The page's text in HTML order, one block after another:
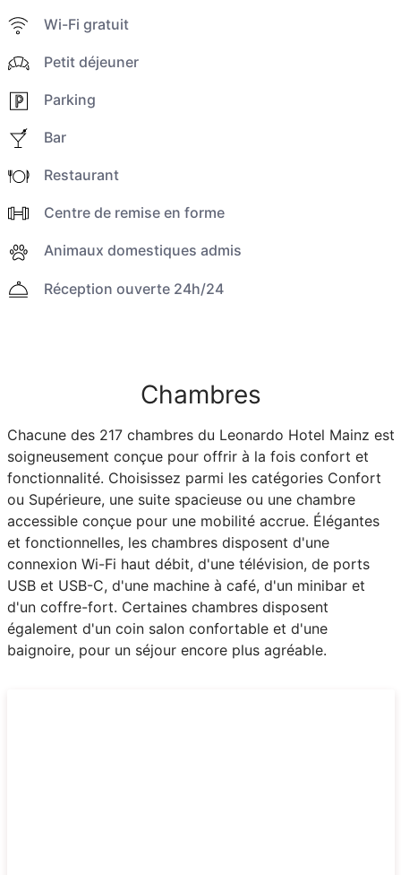
Wi-Fi gratuit
Petit déjeuner
Parking
Bar
Restaurant
Centre de remise en forme
Animaux domestiques admis
Réception ouverte 24h/24
Chambres
Chacune des 217 chambres du Leonardo Hotel Mainz est
soigneusement conçue pour offrir à la fois confort et
fonctionnalité. Choisissez parmi les catégories Confort
ou Supérieure, une suite spacieuse ou une chambre
accessible conçue pour une mobilité accrue. Élégantes
et fonctionnelles, les chambres disposent d'une
connexion Wi-Fi haut débit, d'une télévision, de ports
USB et USB-C, d'une machine à café, d'un minibar et
d'un coffre-fort. Certaines chambres disposent
également d'un coin salon confortable et d'une
baignoire, pour un séjour encore plus agréable.